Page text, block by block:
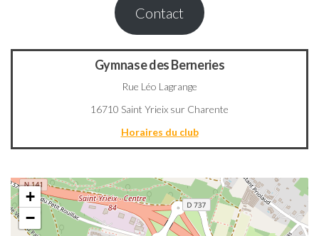
Contact
Gymnase des Berneries
Rue Léo Lagrange
16710 Saint Yrieix sur Charente
Horaires du club
+
−